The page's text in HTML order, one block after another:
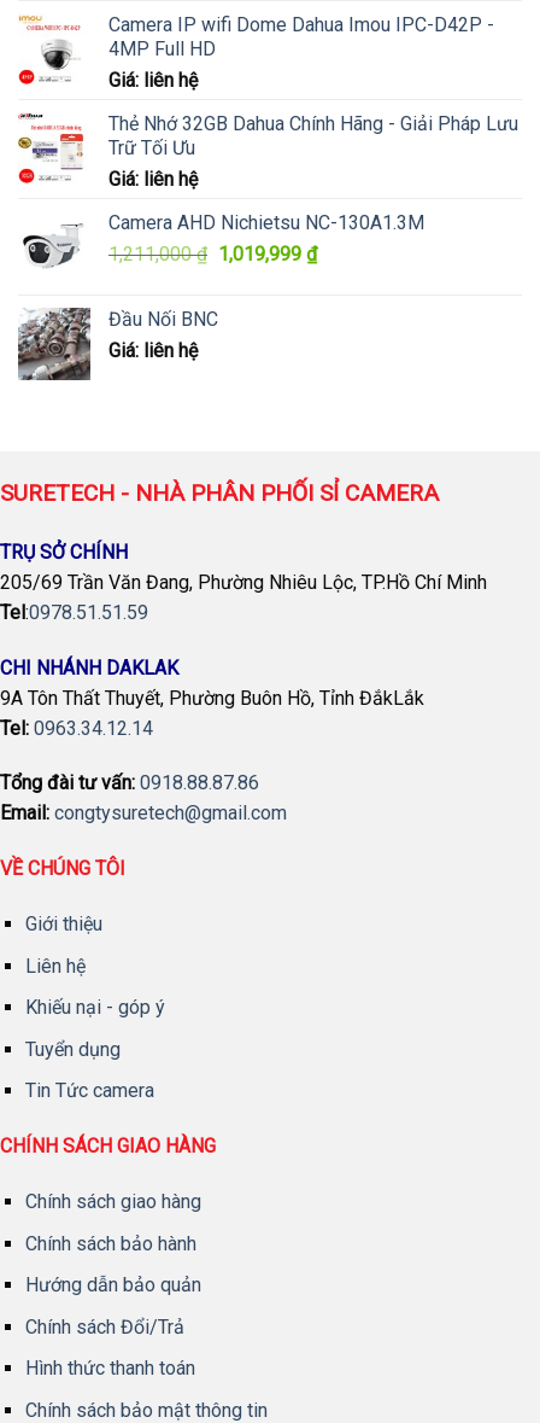
Camera IP wifi Dome Dahua Imou IPC-D42P -
4MP Full HD
Giá: liên hệ
Thẻ Nhớ 32GB Dahua Chính Hãng - Giải Pháp Lưu
Trữ Tối Ưu
Giá: liên hệ
Camera AHD Nichietsu NC-130A1.3M
1,211,000₫ Giá
1,211,000 ₫.
1,019,999 ₫Giá
Đầu Nối BNC
Giá: liên hệ
SURETECH - NHÀ PHÂN PHỐI SỈ CAMERA
TRỤ SỞ CHÍNH
205/69 Trần Văn Đang, Phường Nhiêu Lộc, TP.Hồ Chí Minh
Tel:0978.51.51.59
CHI NHÁNH DAKLAK
9A Tôn Thất Thuyết, Phường Buôn Hồ, Tỉnh ĐắkLắk
Tel: 0963.34.12.14
Tổng đài tư vấn: 0918.88.87.86
Email: congtysuretech@gmail.com
VỀ CHÚNG TÔI
Giới thiệu
Liên hệ
Khiếu nại - góp ý
Tuyển dụng
Tin Tức camera
CHÍNH SÁCH GIAO HÀNG
Chính sách giao hàng
Chính sách bảo hành
Hướng dẫn bảo quản
Chính sách Đổi/Trả
Hình thức thanh toán
Chính sách bảo mật thông tin